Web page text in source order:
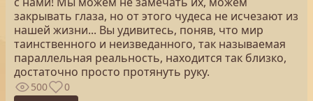
закрывать глаза, но от этого чудеса не исчезают из
нашей жизни... Вы удивитесь, поняв, что мир
таинственного и неизведанного, так называемая
параллельная реальность, находится так близко,
достаточно просто протянуть руку.
500 0